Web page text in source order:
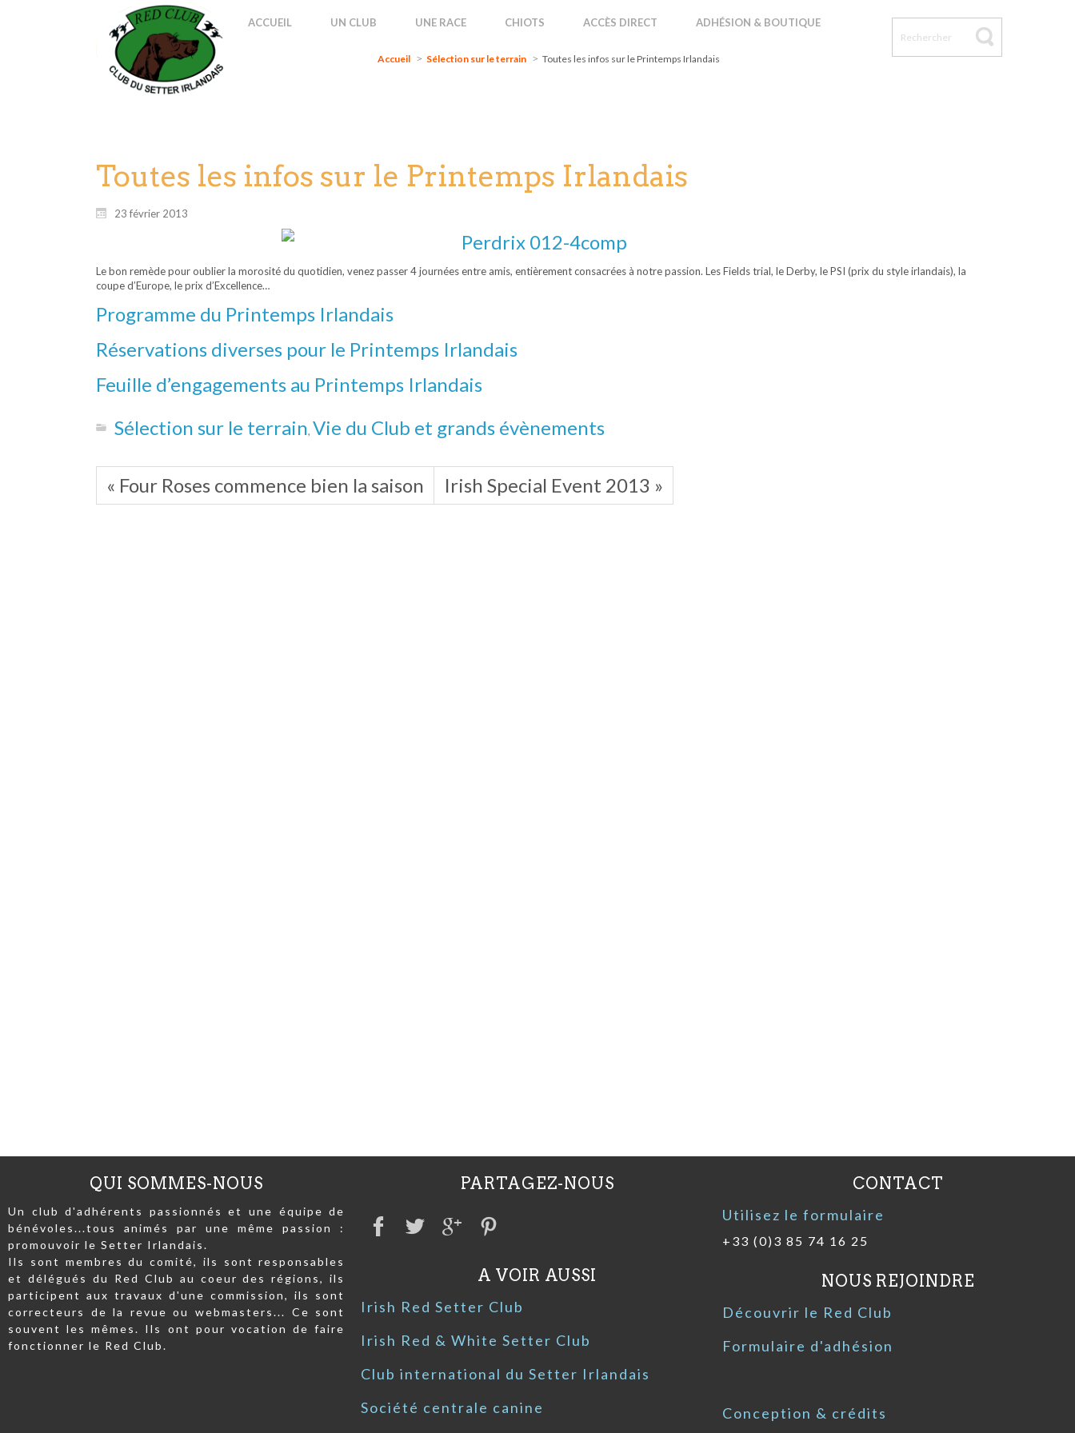
ACCUEIL UN CLUB UNE RACE CHIOTS ACCÈS DIRECT ADHÉSION & BOUTIQUE
Accueil Sélection sur le terrain Toutes les infos sur le Printemps Irlandais
Toutes les infos sur le Printemps Irlandais
23 février 2013
Le bon remède pour oublier la morosité du quotidien, venez passer 4 journées entre amis, entièrement consacrées à notre passion. Les Fields trial, le Derby, le PSI (prix du style irlandais), la
coupe d’Europe, le prix d’Excellence…
Programme du Printemps Irlandais
Réservations diverses pour le Printemps Irlandais
Feuille d’engagements au Printemps Irlandais
Sélection sur le terrain, Vie du Club et grands évènements
« Four Roses commence bien la saison Irish Special Event 2013 »
QUI SOMMES-NOUS
Un club d'adhérents passionnés et une équipe de
bénévoles...tous animés par une même passion :
promouvoir le Setter Irlandais.
Ils sont membres du comité, ils sont responsables
et délégués du Red Club au coeur des régions, ils
participent aux travaux d'une commission, ils sont
correcteurs de la revue ou webmasters... Ce sont
souvent les mêmes. Ils ont pour vocation de faire
fonctionner le Red Club.
PARTAGEZ-NOUS
A VOIR AUSSI
Irish Red Setter Club
Irish Red & White Setter Club
Club international du Setter Irlandais
Société centrale canine
CONTACT
Utilisez le formulaire
+33 (0)3 85 74 16 25
NOUS REJOINDRE
Découvrir le Red Club
Formulaire d'adhésion
Conception & crédits